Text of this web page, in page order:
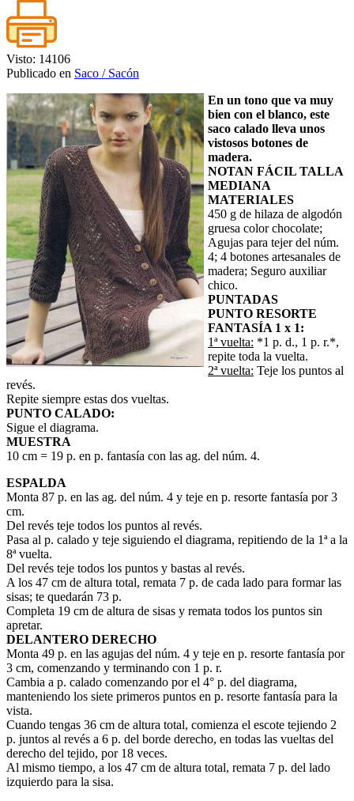
Visto: 14106
Publicado en Saco / Sacón
En un tono que va muy
bien con el blanco, este
saco calado lleva unos
vistosos botones de
madera.
NOTAN FÁCIL TALLA
MEDIANA
MATERIALES
450 g de hilaza de algodón
gruesa color chocolate;
Agujas para tejer del núm.
4; 4 botones artesanales de
madera; Seguro auxiliar
chico.
PUNTADAS
PUNTO RESORTE
FANTASÍA 1 x 1:
1ª vuelta: *1 p. d., 1 p. r.*,
repite toda la vuelta.
2ª vuelta: Teje los puntos al
revés.
Repite siempre estas dos vueltas.
PUNTO CALADO:
Sigue el diagrama.
MUESTRA
10 cm = 19 p. en p. fantasía con las ag. del núm. 4.
ESPALDA
Monta 87 p. en las ag. del núm. 4 y teje en p. resorte fantasía por 3
cm.
Del revés teje todos los puntos al revés.
Pasa al p. calado y teje siguiendo el diagrama, repitiendo de la 1ª a la
8ª vuelta.
Del revés teje todos los puntos y bastas al revés.
A los 47 cm de altura total, remata 7 p. de cada lado para formar las
sisas; te quedarán 73 p.
Completa 19 cm de altura de sisas y remata todos los puntos sin
apretar.
DELANTERO DERECHO
Monta 49 p. en las agujas del núm. 4 y teje en p. resorte fantasía por
3 cm, comenzando y terminando con 1 p. r.
Cambia a p. calado comenzando por el 4° p. del diagrama,
manteniendo los siete primeros puntos en p. resorte fantasía para la
vista.
Cuando tengas 36 cm de altura total, comienza el escote tejiendo 2
p. juntos al revés a 6 p. del borde derecho, en todas las vueltas del
derecho del tejido, por 18 veces.
Al mismo tiempo, a los 47 cm de altura total, remata 7 p. del lado
izquierdo para la sisa.